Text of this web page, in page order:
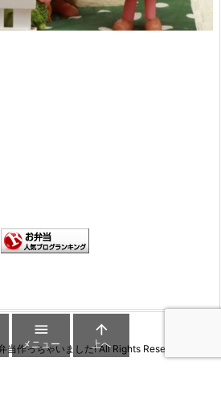
当作っちゃいました!All Rights Reserved.

メニュー

上へ